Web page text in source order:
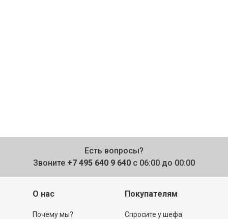
Есть вопросы?
Звоните +7 495 640 9 640 с 06:00 до 00:00
О нас
Почему мы?
Покупателям
Спросите у шефа